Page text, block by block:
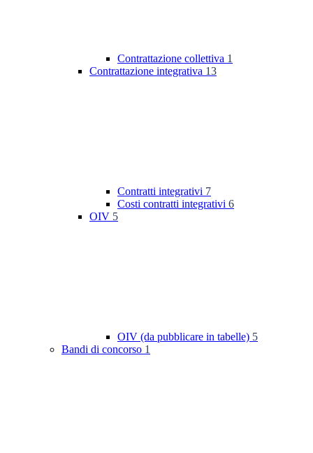
Contrattazione collettiva 1
Contrattazione integrativa 13
Contratti integrativi 7
Costi contratti integrativi 6
OIV 5
OIV (da pubblicare in tabelle) 5
Bandi di concorso 1